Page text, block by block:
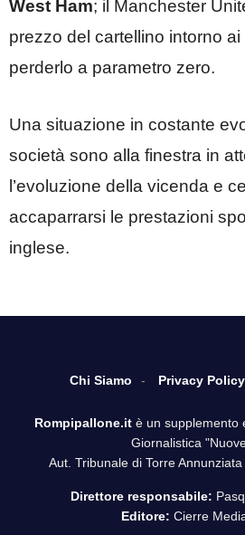
West Ham; il Manchester
prezzo del cartellino intorno
perderlo a parametro zero.
Una situazione in costante
società sono alla finestra in
l’evoluzione della vicenda e
accaparrarsi le prestazioni
inglese.
Chi Siamo Privacy Policy
Rompipallone.it è un supplemento
Giornalistica
Aut. Tribunale di Torre
Direttore responsabile:
Editore: Cierre